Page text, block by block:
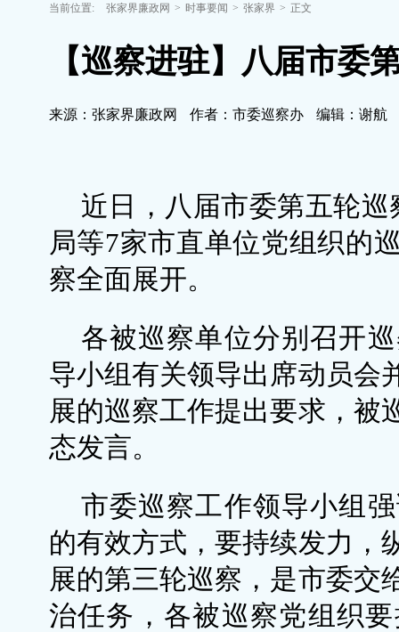
当前位置: 张家界廉政网 > 时事要闻 > 张家界 > 正文
【巡察进驻】八届市委
来源：张家界廉政网 作者：市委巡察办 编辑：谢航
近日，八届市委第五轮
局等7家市直单位党组织的
察全面展开。
各被巡察单位分别召开
导小组有关领导出席动员会
展的巡察工作提出要求，被
态发言。
市委巡察工作领导小组
的有效方式，要持续发力，
展的第三轮巡察，是市委交
治任务，各被巡察党组织